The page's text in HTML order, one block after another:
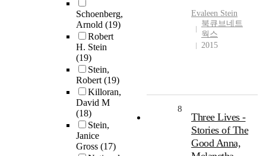
Schoenberg,
Arnold (19)
Robert
H. Stein
(19)
Stein,
Robert(19)
Killoran,
David M
(18)
Stein,
Janice
Gross (17)
Evaleen Stein
북큐브네트
웍스
2015
8
Three Lives -
Stories of The
Good Anna,